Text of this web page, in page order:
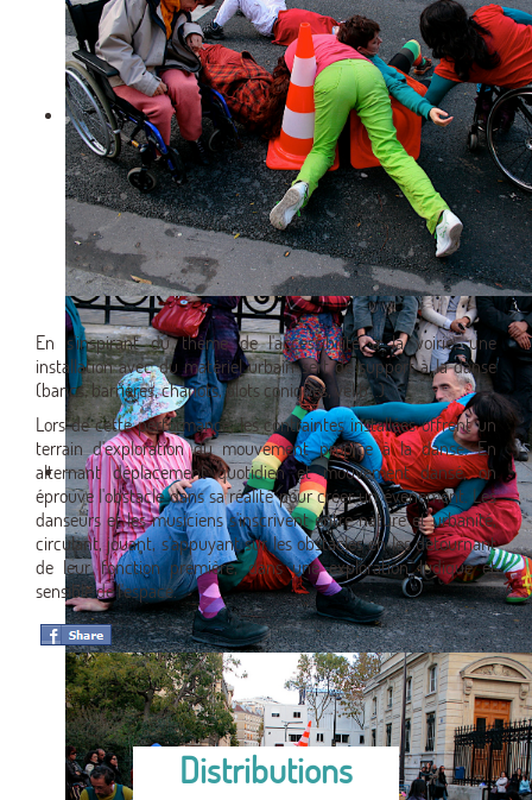
En s'inspirant du thème de l'accessibilité à la voirie, une
installation avec du matériel urbain sert de support à la danse
(bancs, barrières, chariots, plots coniques, vélib…).
Lors de cette performance, les contraintes installées offrent un
terrain d'exploration du mouvement propice à la danse. En
alternant déplacement quotidien et mouvement dansé, on
éprouve l'obstacle dans sa réalité pour créer un évènement. Les
danseurs et les musiciens s'inscrivent entre nature et urbanité,
circulant, jouant, s'appuyant sur les obstacles en les détournant
de leur fonction première, dans une exploration ludique et
sensible de l'espace.
Distributions